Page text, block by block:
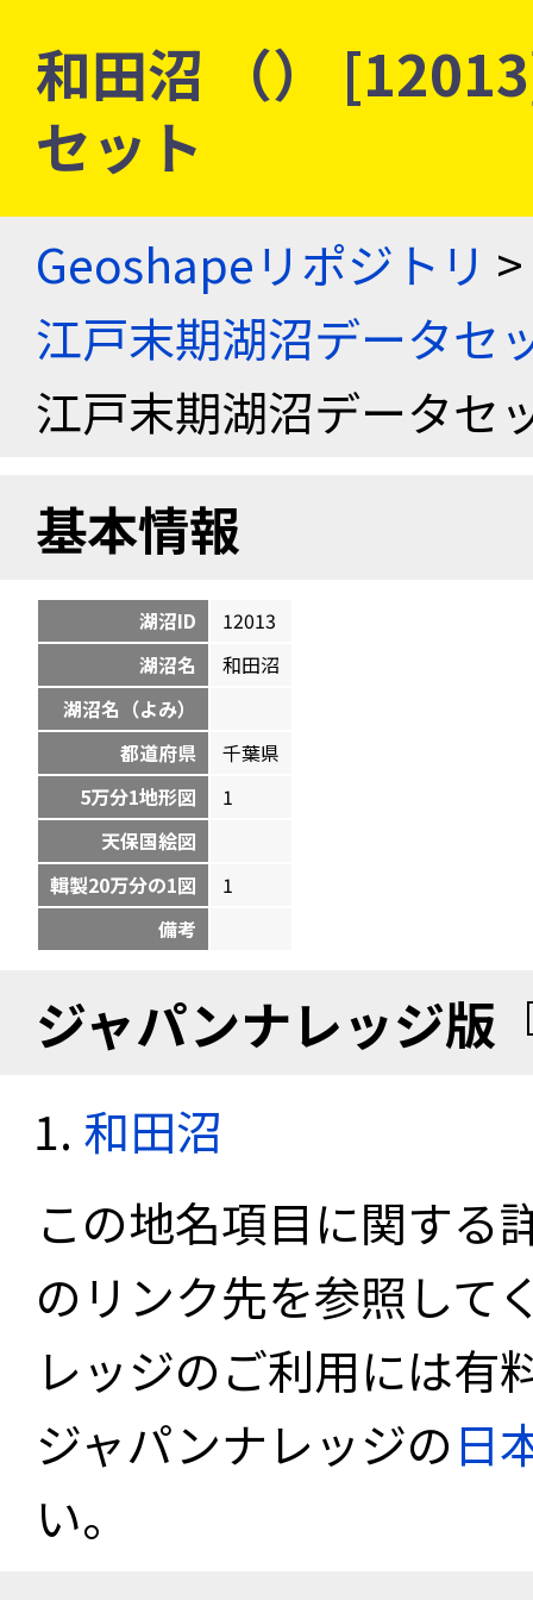
和田沼 （）
セット
Geoshapeリポジトリ >
江戸末期湖沼データセ
江戸末期湖沼データセ
基本情報
湖沼ID
12013
湖沼名
和田沼
湖沼名（よみ）
都道府県
千葉県
5万分1地形図
1
天保国絵図
輯製20万分の1図
1
備考
ジャパンナレッジ版
和田沼
この地名項目に関する
のリンク先を参照して
レッジのご利用には有
ジャパンナレッジの日
い。